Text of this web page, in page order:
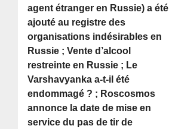
agent étranger en Russie) a été
ajouté au registre des
organisations indésirables en
Russie ; Vente d’alcool
restreinte en Russie ; Le
Varshavyanka a-t-il été
endommagé ? ; Roscosmos
annonce la date de mise en
service du pas de tir de